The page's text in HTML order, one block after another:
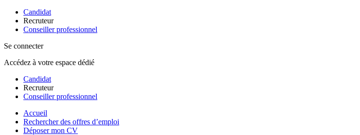
Candidat
Recruteur
Conseiller professionnel
Se connecter
Accédez à votre espace dédié
Candidat
Recruteur
Conseiller professionnel
Accueil
Rechercher des offres d’emploi
Déposer mon CV